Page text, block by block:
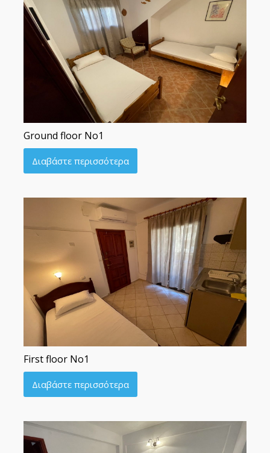
Ground floor No1
Διαβάστε περισσότερα
First floor No1
Διαβάστε περισσότερα